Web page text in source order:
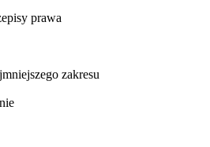
prawa
zakresu